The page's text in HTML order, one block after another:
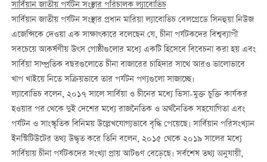
সার্বিয়ান জাতীয় পর্যটন সংস্থার পরিচালক ল্যাবোভিচ
সার্বিয়ান জাতীয় পর্যটন সংস্থার প্রধান মারিয়া ল্যাবোভিচ বেলগ্রেডে সিনহুয়া নিউজ
এজেন্সিকে দেওয়া এক সাক্ষাৎকারে বলেছেন যে, চীনা পর্যটকদের বিশ্বব্যাপী
সবচেয়ে আকর্ষণীয় উৎস গোষ্ঠীগুলোর মধ্যে একটি হিসেবে বিবেচনা করা হয় এবং
সার্বিয়া সাম্প্রতিক বছরগুলোতে চীনা বাজারের চাহিদার সাথে আরও ভালোভাবে
খাপ খাইয়ে নিতে সক্রিয়ভাবে তার পর্যটন পণ্যগুলো সাজাচ্ছে।
ল্যাবোভিচ বলেন, ২০১৭ সালে সার্বিয়া ও চীনের মধ্যে ভিসা-মুক্ত চুক্তি কার্যকর
হওয়ার পর থেকে দুই দেশের মধ্যে রাজনৈতিক ও অর্থনৈতিক সহযোগিতা এবং
পর্যটন ও সাংস্কৃতিক বিনিময় উল্লেখযোগ্যভাবে বৃদ্ধি পেয়েছে। সার্বিয়ান পরিসংখ্যান
ইনস্টিটিউটের তথ্য উদ্ধৃত করে তিনি বলেন, ২০১৫ থেকে ২০১৯ সালের মধ্যে
সার্বিয়ায় চীনা পর্যটকদের সংখ্যা প্রায় আটগুণ বেড়েছে। সর্বশেষ তথ্য অনুযায়ী,